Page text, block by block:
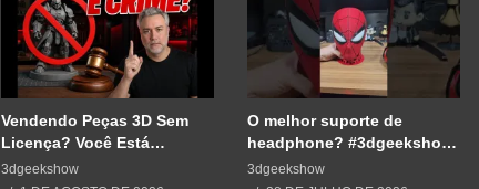
Vendendo Peças 3D Sem
Licença? Você Está
Cometendo um Erro GRAVE
3dgeekshow
O melhor suporte de
headphone? #3dgeekshow
#impressão3d #3dprinting
3dgeekshow